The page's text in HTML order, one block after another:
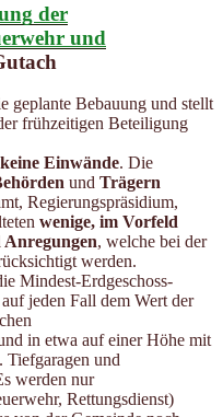
der
und
geplante Bebauung und stellt
frühzeitigen Beteiligung
keine Einwände. Die
und Trägern
Regierungspräsidium,
wenige, im Vorfeld
Anregungen, welche bei der
werden.
Mindest-Erdgeschoss-
jeden Fall dem Wert der
in etwa auf einer Höhe mit
Tiefgaragen und
werden nur
Rettungsdienst)